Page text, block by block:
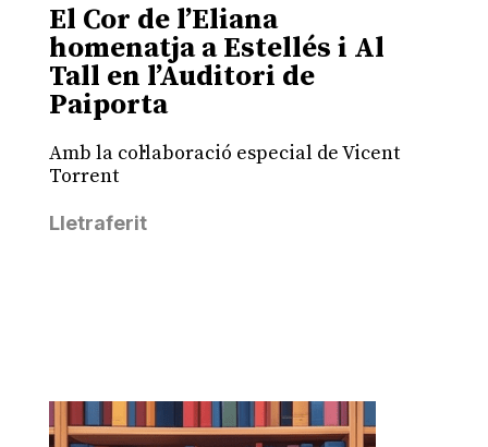
El Cor de l’Eliana
homenatja a Estellés i Al
Tall en l’Auditori de
Paiporta
Amb la col·laboració especial de Vicent
Torrent
Lletraferit